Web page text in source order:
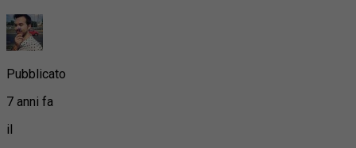
Pubblicato
7 anni fa
il